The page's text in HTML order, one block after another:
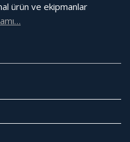
ürün ve ekipmanlar